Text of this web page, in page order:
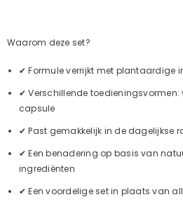
Waarom deze set?
✔ Formule verrijkt met plantaardige
✔ Verschillende
capsule
✔ Past gemakkelijk in de dagelijkse
✔ Een benadering op basis van
ingrediënten
✔ Een voordelige set in plaats van